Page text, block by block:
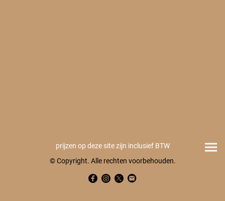
prijzen op deze site zijn inclusief BTW
© Copyright. Alle rechten voorbehouden.